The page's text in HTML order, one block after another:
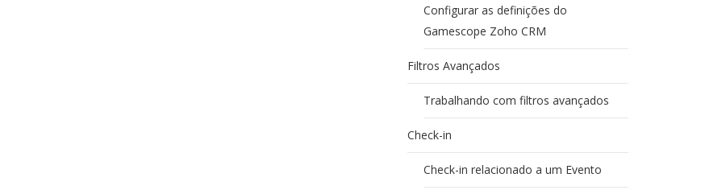
Configurar as definições do
Gamescope Zoho CRM
Filtros Avançados
Trabalhando com filtros avançados
Check-in
Check-in relacionado a um Evento